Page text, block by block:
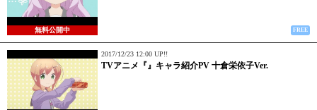
無料公開中 FREE
2017/12/23 12:00 UP!!
TVアニメ『』キャラ紹介PV 十倉栄依子Ver.